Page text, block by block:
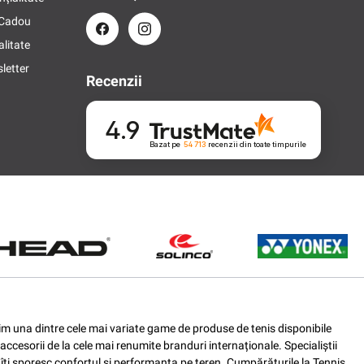
Recenzii
4.9 Bazat pe 54 713 recenzii din toate timpurile
una dintre cele mai variate game de produse de tenis disponibile
de la cele mai renumite branduri internaționale. Specialiștii